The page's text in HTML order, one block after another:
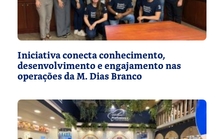
Iniciativa conecta conhecimento,
desenvolvimento e engajamento nas
operações da M. Dias Branco